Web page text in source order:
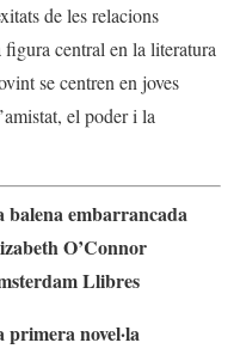
de les relacions
central en la literatura
se centren en joves
el poder i la
balena embarrancada
O’Connor
Llibres
primera novel·la